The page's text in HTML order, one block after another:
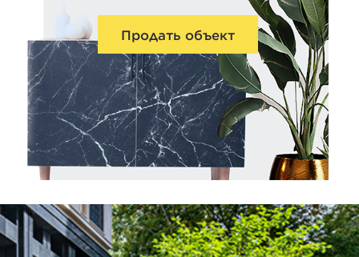
Продать объект